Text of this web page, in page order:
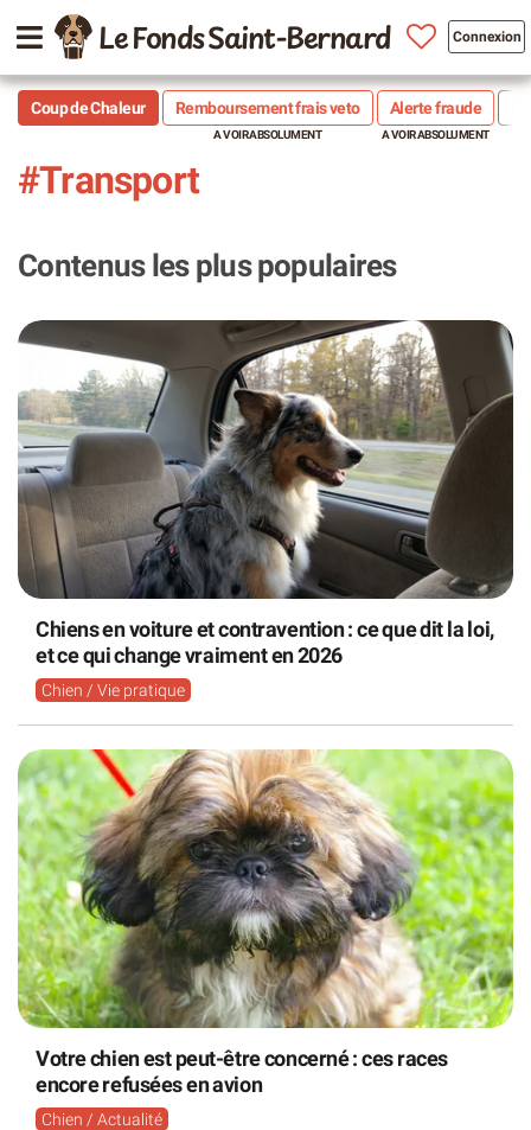
Le Fonds Saint-Bernard Connexion
Coup de Chaleur Remboursement frais veto Alerte fraude
#Transport
Contenus les plus populaires
Chiens en voiture et contravention : ce que dit la loi,
et ce qui change vraiment en 2026
Chien / Vie pratique
Votre chien est peut-être concerné : ces races
encore refusées en avion
Chien / Actualité